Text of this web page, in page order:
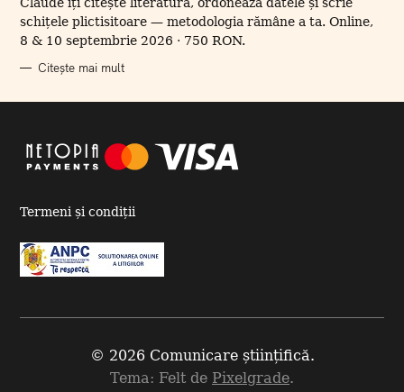
I
I
Claude îți citește literatura, ordonează datele și scrie
schițele plictisitoare — metodologia rămâne a ta. Online,
8 & 10 septembrie 2026 · 750 RON.
Citește mai mult
Termeni și condiții
© 2026 Comunicare științifică.
Tema: Felt de Pixelgrade.